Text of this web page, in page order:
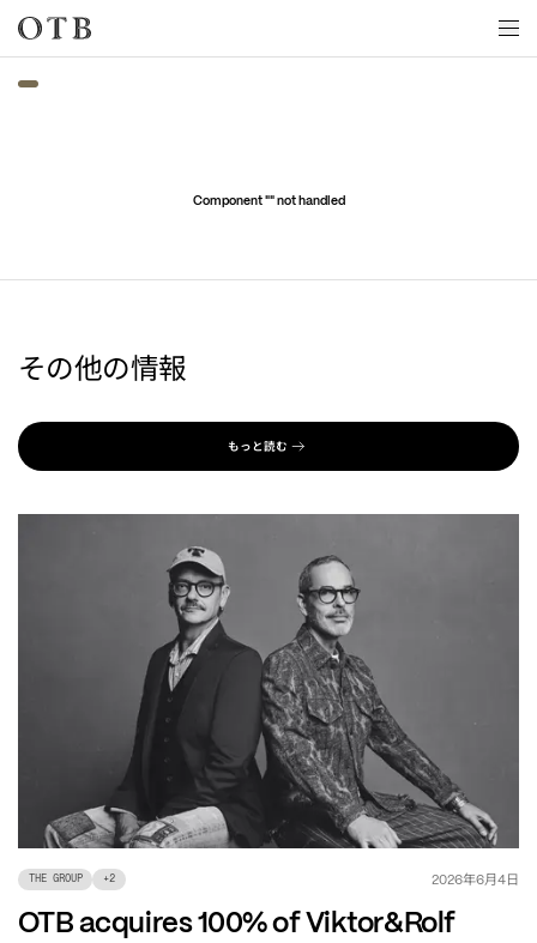
Skip to main content
Component "" not handled
その他の情報
もっと読む
THE GROUP +2 2026年6月4日
OTB acquires 100% of Viktor&Rolf